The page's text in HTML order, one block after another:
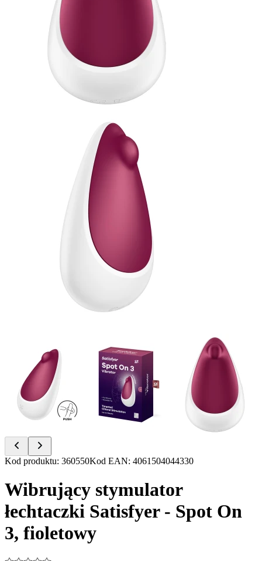
Item
of
4
Kod produktu: 360550Kod EAN: 4061504044330
Wibrujący stymulator
łechtaczki Satisfyer - Spot On
3, fioletowy